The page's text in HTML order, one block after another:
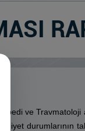
ve Travmatoloji
durumlarının